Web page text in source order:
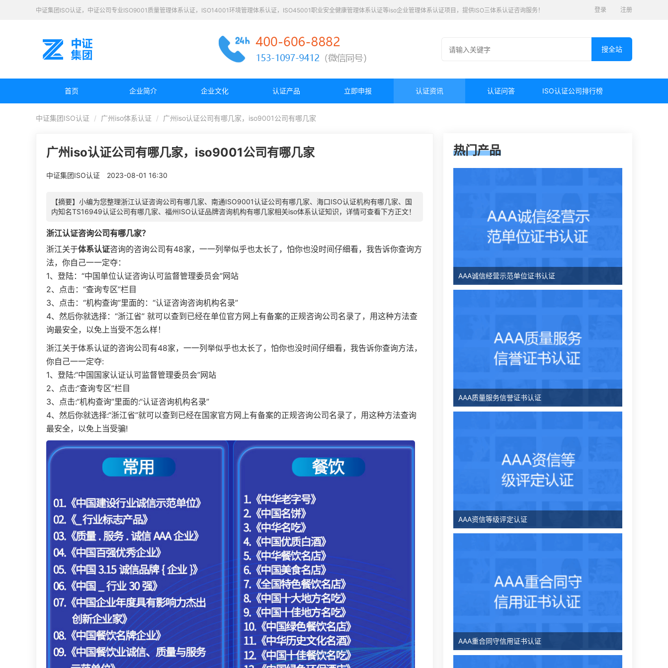
中证集团ISO认证，中证公司专业ISO9001质量管理体系认证，ISO14001环境管理体系认证，ISO45001职业安全健康管理体系认证等iso企业管理体系认证项目，提供ISO三体系认证咨询服务！ 登录 注册
首页 企业简介 企业文化 认证产品 立即申报 认证资讯 认证问答 ISO认证公司排行榜
中证集团ISO认证 广州iso体系认证 广州iso认证公司有哪几家，iso9001公司有哪几家
广州iso认证公司有哪几家，iso9001公司有哪几家
中证集团ISO认证 2023-08-01 16:30
【摘要】小编为您整理浙江认证咨询公司有哪几家、南通ISO9001认证公司有哪几家、海口ISO认证机构有哪几家、国
内知名TS16949认证公司有哪几家、福州ISO认证品牌咨询机构有哪几家相关iso体系认证知识，详情可查看下方正文！
浙江认证咨询公司有哪几家？
浙江关于体系认证咨询的咨询公司有48家，一一列举似乎也太长了，怕你也没时间仔细看，我告诉你查询方
法，你自己一一定夺：
1、登陆：“中国单位认证咨询认可监督管理委员会”网站
2、点击：“查询专区”栏目
3、点击：“机构查询”里面的：“认证咨询咨询机构名录”
4、然后你就选择：“浙江省” 就可以查到已经在单位官方网上有备案的正规咨询公司名录了，用这种方法查
询最安全，以免上当受不怎么样！
浙江关于体系认证的咨询公司有48家，一一列举似乎也太长了，怕你也没时间仔细看，我告诉你查询方法，
你自己一一定夺:
1、登陆:“中国国家认证认可监督管理委员会”网站
2、点击:“查询专区”栏目
3、点击:“机构查询”里面的:“认证咨询机构名录”
4、然后你就选择:“浙江省”就可以查到已经在国家官方网上有备案的正规咨询公司名录了，用这种方法查询
最安全，以免上当受骗!
热门产品
AAA诚信经营示范单位证书认证
AAA质量服务信誉证书认证
AAA资信等级评定认证
AAA重合同守信用证书认证